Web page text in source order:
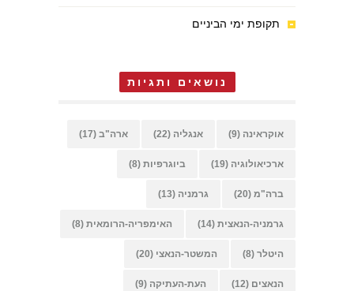
תקופת ימי הביניים
נושאים ותגיות
אוקראינה (9) אנגליה (22) ארה"ב (17)
ארכיאולוגיה (19) ביוגרפיות (8)
ברה"מ (20) גרמניה (13)
גרמניה-הנאצית (14) האימפריה-הרומאית (8)
היטלר (8) המשטר-הנאצי (20)
הנאצים (12) העת-העתיקה (9)